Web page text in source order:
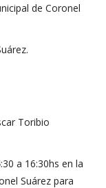
de Coronel
Toribio
a 16:30hs en la
Suárez para